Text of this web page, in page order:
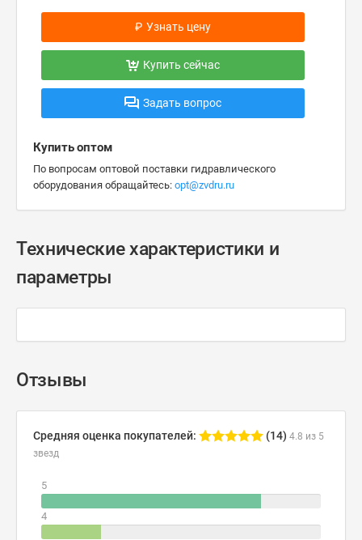
₽ Узнать цену
Купить сейчас
Задать вопрос
Купить оптом
По вопросам оптовой поставки гидравлического
оборудования обращайтесь: opt@zvdru.ru
Технические характеристики и
параметры
Отзывы
Средняя оценка покупателей: (14) 4.8 из 5
звезд
5
4